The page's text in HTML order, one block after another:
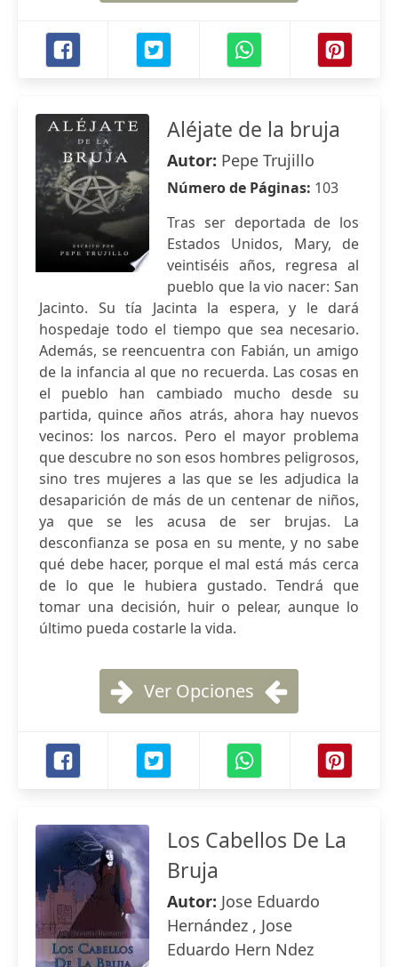
Aléjate de la bruja
Autor: Pepe Trujillo
Número de Páginas: 103
Tras ser deportada de los
Estados Unidos, Mary, de
veintiséis años, regresa al
pueblo que la vio nacer: San
Jacinto. Su tía Jacinta la espera, y le dará
hospedaje todo el tiempo que sea necesario.
Además, se reencuentra con Fabián, un amigo
de la infancia al que no recuerda. Las cosas en
el pueblo han cambiado mucho desde su
partida, quince años atrás, ahora hay nuevos
vecinos: los narcos. Pero el mayor problema
que descubre no son esos hombres peligrosos,
sino tres mujeres a las que se les adjudica la
desaparición de más de un centenar de niños,
ya que se les acusa de ser brujas. La
desconfianza se posa en su mente, y no sabe
qué debe hacer, porque el mal está más cerca
de lo que le hubiera gustado. Tendrá que
tomar una decisión, huir o pelear, aunque lo
último pueda costarle la vida.
Ver Opciones
Los Cabellos De La
Bruja
Autor: Jose Eduardo
Hernández , Jose
Eduardo Hern Ndez